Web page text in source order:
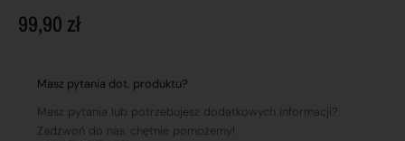
99,90 zł
Masz pytania dot. produktu?
Masz pytania lub potrzebujesz dodatkowych informacji?
Zadzwoń do nas, chętnie pomożemy!